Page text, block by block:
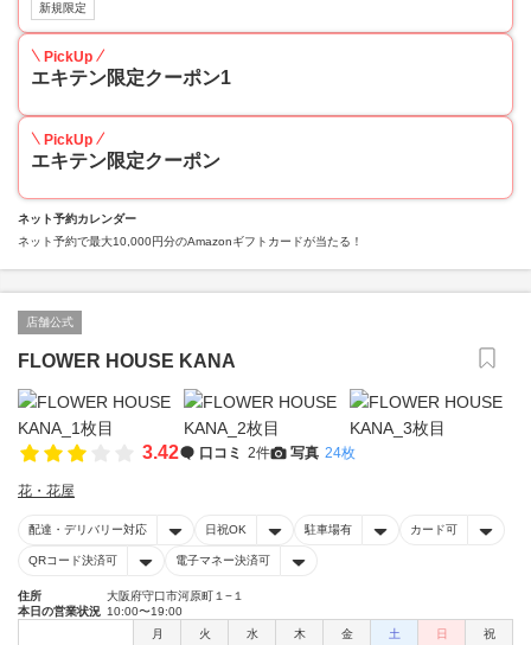
新規限定
PickUp
エキテン限定クーポン1
PickUp
エキテン限定クーポン
ネット予約カレンダー
ネット予約で最大10,000円分のAmazonギフトカードが当たる！
店舗公式
FLOWER HOUSE KANA
3.42 口コミ 2件 写真 24枚
花・花屋
配達・デリバリー対応 日祝OK 駐車場有 カード可
QRコード決済可 電子マネー決済可
住所
大阪府守口市河原町１−１
本日の営業状況 10:00〜19:00
月
火 水 木 金 土 日 祝